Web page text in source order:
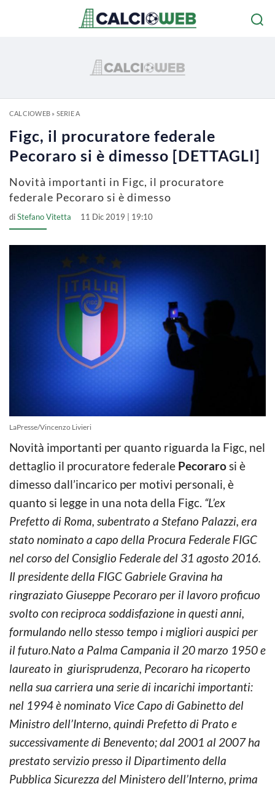
CALCIOWEB» SERIE A
Figc, il procuratore federale
Pecoraro si è dimesso [DETTAGLI]
Novità importanti in Figc, il procuratore
federale Pecoraro si è dimesso
diStefano Vitetta 11 Dic 2019 | 19:10
LaPresse/Vincenzo Livieri
Novità importanti per quanto riguarda la Figc, nel
dettaglio il procuratore federale Pecorarosi è
dimesso dall’incarico per motivi personali, è
quanto si legge in una nota della Figc. “L’ex
Prefetto di Roma, subentrato a Stefano Palazzi, era
stato nominato a capo della Procura Federale FIGC
nel corso del Consiglio Federale del 31 agosto 2016.
Il presidente della FIGC Gabriele Gravina ha
ringraziato Giuseppe Pecoraro per il lavoro proficuo
svolto con reciproca soddisfazione in questi anni,
formulando nello stesso tempo i migliori auspici per
il futuro.Nato a Palma Campania il 20 marzo 1950 e
laureato in giurisprudenza, Pecoraro ha ricoperto
nella sua carriera una serie di incarichi importanti:
nel 1994 è nominato Vice Capo di Gabinetto del
Ministro dell’Interno, quindi Prefetto di Prato e
successivamente di Benevento; dal 2001 al 2007 ha
prestato servizio presso il Dipartimento della
Pubblica Sicurezza del Ministero dell’Interno, prima